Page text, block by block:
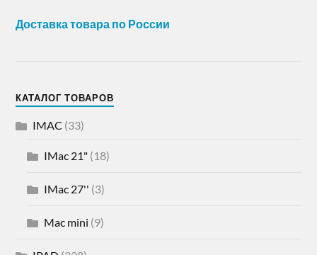
Доставка товара по России
КАТАЛОГ ТОВАРОВ
IMAC (33)
IMac 21" (18)
IMac 27'' (3)
Mac mini (9)